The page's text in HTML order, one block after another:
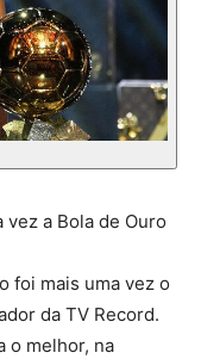
a Bola de Ouro
foi mais uma vez o
da TV Record.
o melhor, na